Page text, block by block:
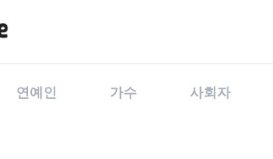
연예인 가수 사회자